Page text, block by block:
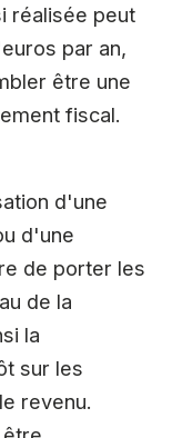
réalisée peut
par an,
être une
fiscal.
d'une
d'une
de porter les
de la
la
sur les
revenu.